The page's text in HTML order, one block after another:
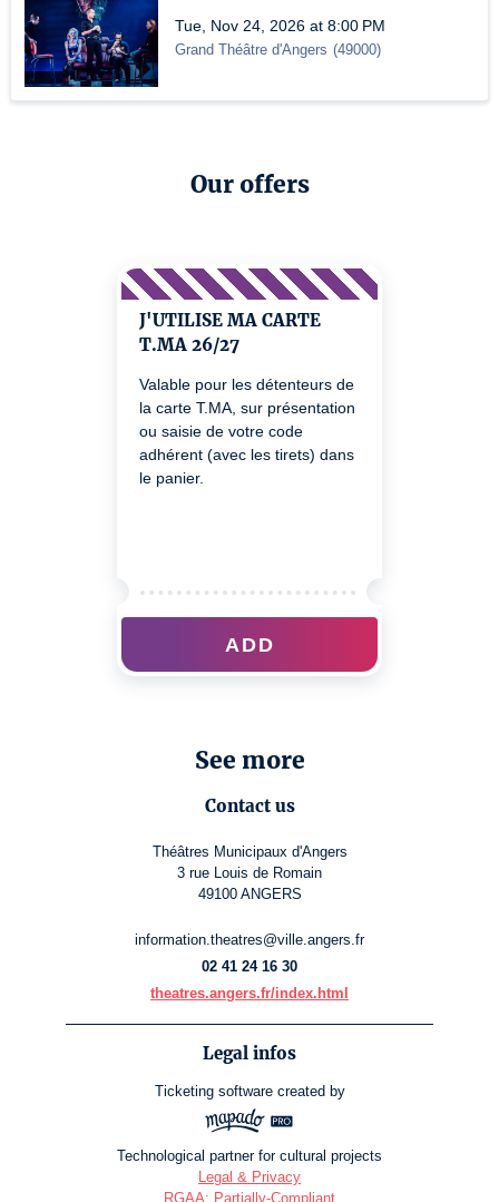
Our offers
J'UTILISE MA CARTE
T.MA 26/27
Valable pour les détenteurs de
la carte T.MA, sur présentation
ou saisie de votre code
adhérent (avec les tirets) dans
le panier.
ADD
Tue, Nov 24, 2026 at 8:00 PM
Grand Théâtre d'Angers (49000)
See more
Contact us
Théâtres Municipaux d'Angers
3 rue Louis de Romain
49100 ANGERS
information.theatres@ville.angers.fr
02 41 24 16 30
theatres.angers.fr/index.html
Legal infos
Ticketing software created by
Technological partner for cultural projects
Legal & Privacy
RGAA: Partially-Compliant